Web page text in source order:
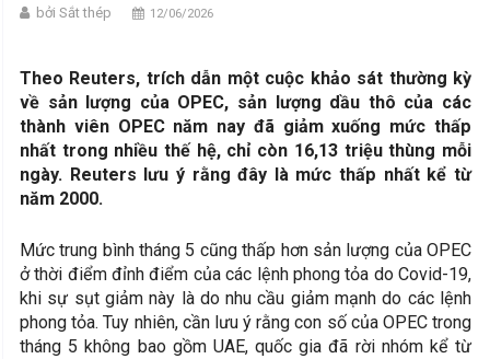
bởi Sắt thép 12/06/2026
Theo Reuters, trích dẫn một cuộc khảo sát thường kỳ
về sản lượng của OPEC, sản lượng dầu thô của các
thành viên OPEC năm nay đã giảm xuống mức thấp
nhất trong nhiều thế hệ, chỉ còn 16,13 triệu thùng mỗi
ngày. Reuters lưu ý rằng đây là mức thấp nhất kể từ
năm 2000.
Mức trung bình tháng 5 cũng thấp hơn sản lượng của OPEC
ở thời điểm đỉnh điểm của các lệnh phong tỏa do Covid-19,
khi sự sụt giảm này là do nhu cầu giảm mạnh do các lệnh
phong tỏa. Tuy nhiên, cần lưu ý rằng con số của OPEC trong
tháng 5 không bao gồm UAE, quốc gia đã rời nhóm kể từ